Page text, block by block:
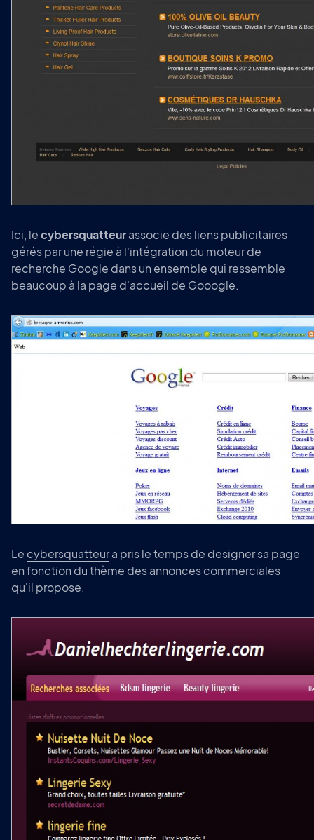
Ici, lecybersquatteurassocie des liens publicitaires
gérés par une régie à l'intégration du moteur de
recherche Google dans un ensemble qui ressemble
beaucoup à la page d'accueil de Gooogle.
Le cybersquatteura pris le temps de designer sa page
en fonction du thème des annonces commerciales
qu'il propose.